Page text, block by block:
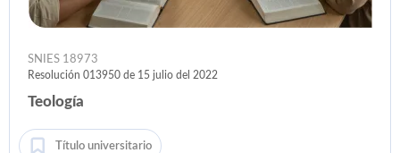
SNIES 18973
Resolución 013950 de 15 julio del 2022
Teología
Título universitario